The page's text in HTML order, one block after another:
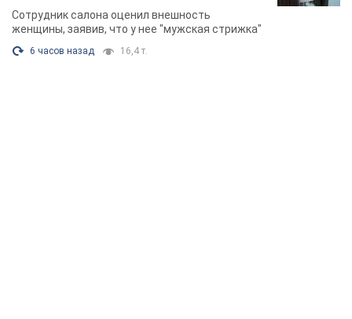
химиотерапии, разгорелся скандал.
Фото
Сотрудник салона оценил внешность
женщины, заявив, что у нее "мужская стрижка"
6 часов назад 16,4 т.